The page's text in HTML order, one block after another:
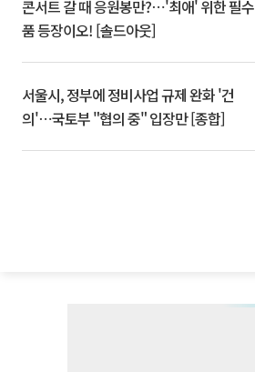
콘서트 갈 때 응원봉만?⋯'최애' 위한 필수
품 등장이오! [솔드아웃]
서울시, 정부에 정비사업 규제 완화 '건
의'⋯국토부 "협의 중" 입장만 [종합]